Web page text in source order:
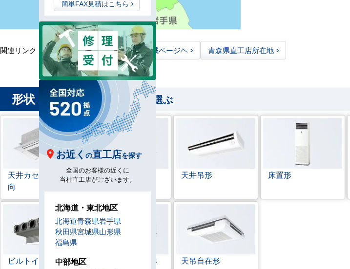
関連リンク： TOPページヘ 青森県全域ページヘ 青森県直工店所在地
形状 から業務用エアコンを選ぶ
天井カセット形4方
向
ラウンドフロー 天井吊形 床置形
ビルトイン形 天井埋込ダクト形 天吊自在形
簡単FAX見積はこちら
お近く の直工店を探す
全国のお客様の近くに
当社直工店がございます。
北海道・東北地区
北海道青森県岩手県
秋田県宮城県山形県
福島県
中部地区